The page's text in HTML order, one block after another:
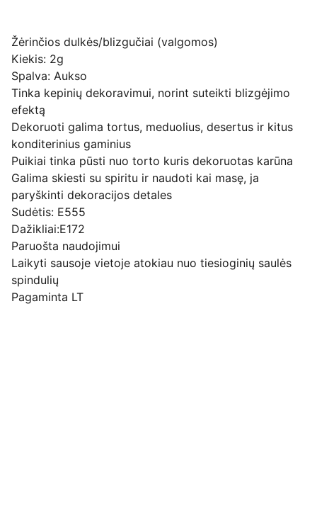
Žėrinčios dulkės/blizgučiai (valgomos)
Kiekis: 2g
Spalva: Aukso
Tinka kepinių dekoravimui, norint suteikti blizgėjimo
efektą
Dekoruoti galima tortus, meduolius, desertus ir kitus
konditerinius gaminius
Puikiai tinka pūsti nuo torto kuris dekoruotas karūna
Galima skiesti su spiritu ir naudoti kai masę, ja
paryškinti dekoracijos detales
Sudėtis: E555
Dažikliai:E172
Paruošta naudojimui
Laikyti sausoje vietoje atokiau nuo tiesioginių saulės
spindulių
Pagaminta LT